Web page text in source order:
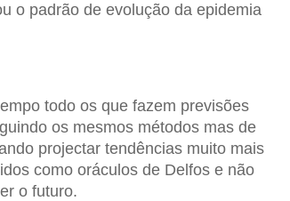
o padrão de evolução da epidemia
todo os que fazem previsões
os mesmos métodos mas de
projectar tendências muito mais
como oráculos de Delfos e não
o futuro.